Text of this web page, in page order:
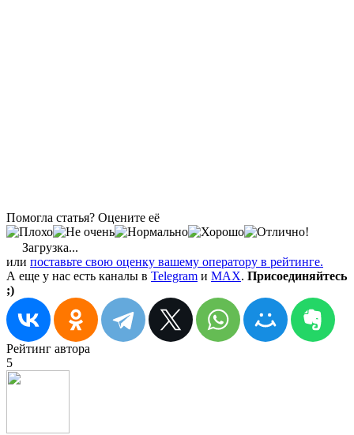
Помогла статья? Оцените её
Загрузка...
или поставьте свою оценку вашему оператору в рейтинге.
А еще у нас есть каналы в Telegram и MAX. Присоединяйтесь
;)
Рейтинг автора
5